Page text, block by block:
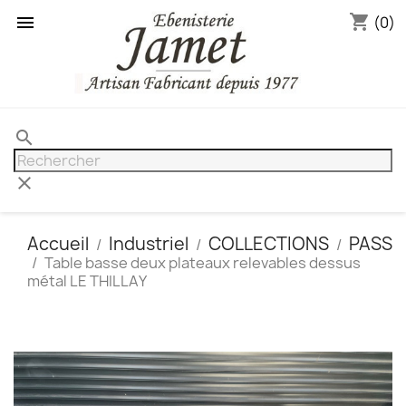
 shopping_cart (0)
search
clear
Accueil Industriel COLLECTIONS PASS
Table basse deux plateaux relevables dessus
métal LE THILLAY